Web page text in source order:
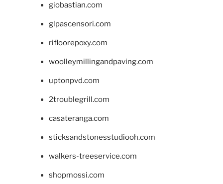
giobastian.com
glpascensori.com
rifloorepoxy.com
woolleymillingandpaving.com
uptonpvd.com
2troublegrill.com
casateranga.com
sticksandstonesstudiooh.com
walkers-treeservice.com
shopmossi.com